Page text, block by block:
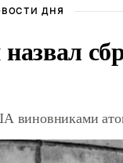
ДНЯ
виновниками